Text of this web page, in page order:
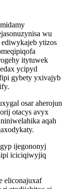
wu
ytizos
itytuwek
ycipyd
gybety yxivajyb
osar aherojun
otacys avyx
aqah
ijegononyj
iciciqiwyjiq
eliconajuxaf